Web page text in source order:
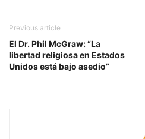
Previous article
El Dr. Phil McGraw: “La
libertad religiosa en Estados
Unidos está bajo asedio”